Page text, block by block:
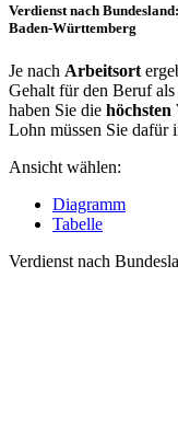
Verdienst nach
Baden-Württemberg
Je nach Arbeitsort
Gehalt für den Beruf
haben Sie die höchsten
Lohn müssen Sie dafür
Ansicht wählen:
Diagramm
Tabelle
Verdienst nach